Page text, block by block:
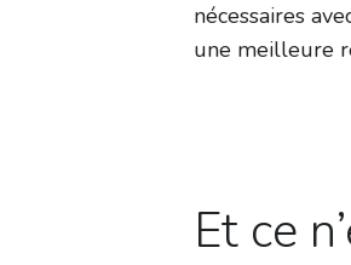
nécessaires
une meilleure
Et ce